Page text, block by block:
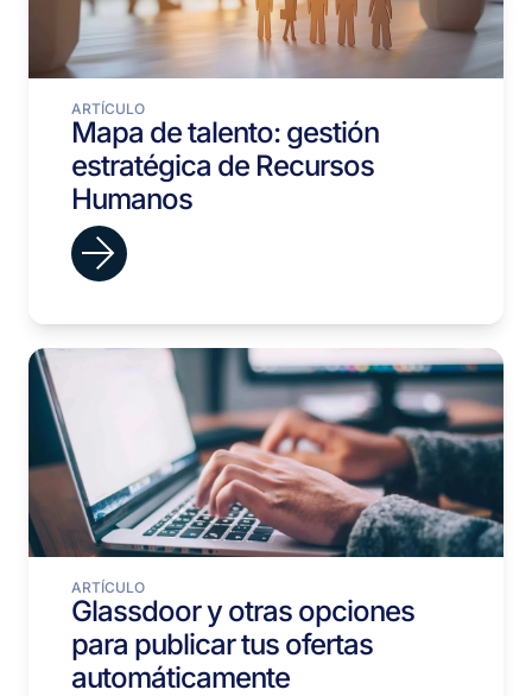
ARTÍCULO
Mapa de talento: gestión
estratégica de Recursos
Humanos
ARTÍCULO
Glassdoor y otras opciones
para publicar tus ofertas
automáticamente